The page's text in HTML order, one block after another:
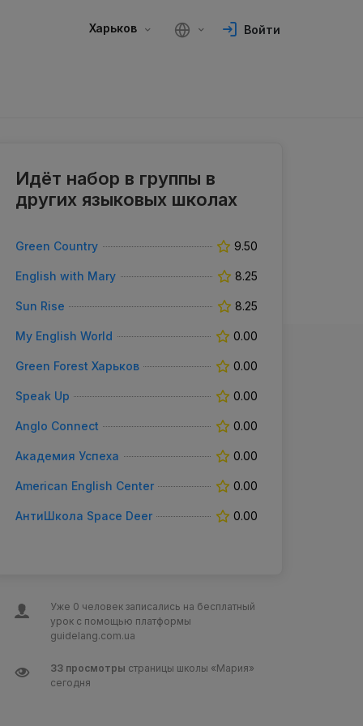
Харьков Войти
Идёт набор в группы в
других языковых школах
Green Country 9.50
English with Mary 8.25
Sun Rise 8.25
My English World 0.00
Green Forest Харьков 0.00
Speak Up 0.00
Anglo Connect 0.00
Академия Успеха 0.00
American English Center 0.00
АнтиШкола Space Deer 0.00
Уже 0 человек записались на бесплатный
урок с помощью платформы
guidelang.com.ua
33 просмотры страницы школы «Мария»
сегодня